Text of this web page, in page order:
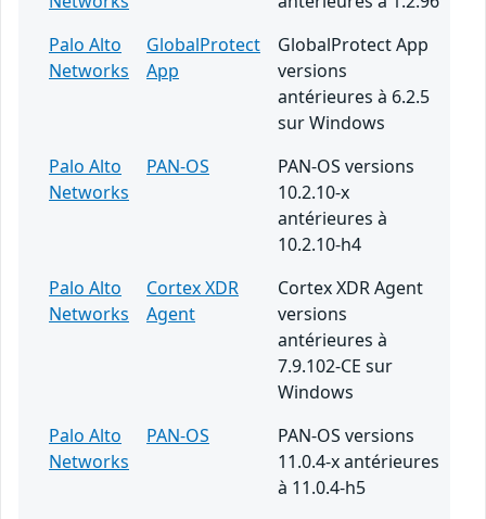
Palo Alto
Networks
GlobalProtect
App
GlobalProtect App
versions
antérieures à 6.2.5
sur Windows
Palo Alto
Networks
PAN-OS
PAN-OS versions
10.2.10-x
antérieures à
10.2.10-h4
Palo Alto
Networks
Cortex XDR
Agent
Cortex XDR Agent
versions
antérieures à
7.9.102-CE sur
Windows
Palo Alto
Networks
PAN-OS
PAN-OS versions
11.0.4-x antérieures
à 11.0.4-h5